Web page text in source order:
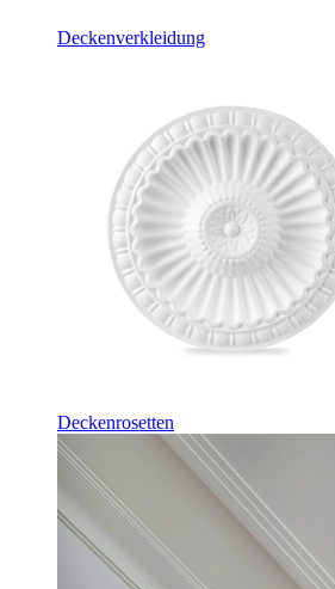
Deckenverkleidung
Deckenrosetten